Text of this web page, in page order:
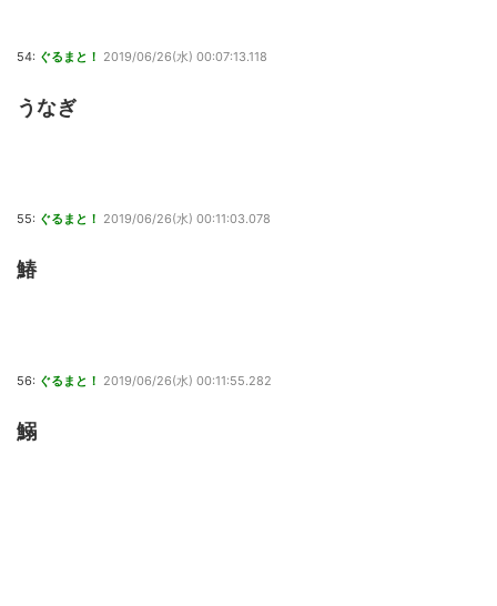
54: ぐるまと！ 2019/06/26(水) 00:07:13.118
うなぎ
55: ぐるまと！ 2019/06/26(水) 00:11:03.078
鰆
56: ぐるまと！ 2019/06/26(水) 00:11:55.282
鰯